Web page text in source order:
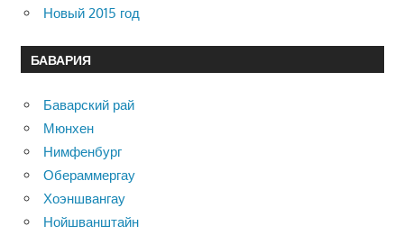
Новый 2015 год
БАВАРИЯ
Баварский рай
Мюнхен
Нимфенбург
Обераммергау
Хоэншвангау
Нойшванштайн